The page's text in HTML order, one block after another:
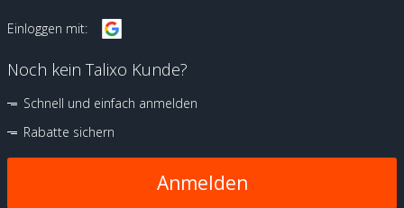
Einloggen mit:
Noch kein Talixo Kunde?
Schnell und einfach anmelden
Rabatte sichern
Anmelden